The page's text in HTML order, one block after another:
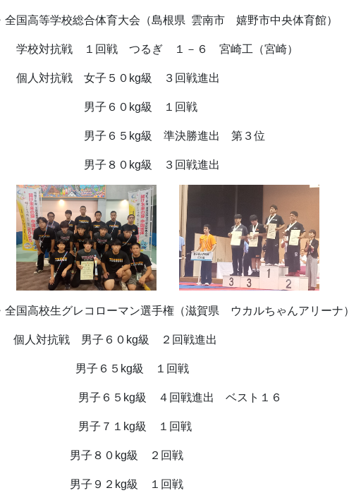
国高等学校総合体育大会（島根県 雲南市 嬉野市中央体育館）
校対抗戦 １回戦 つるぎ １－６ 宮崎工（宮崎）
人対抗戦 女子５０kg級 ３回戦進出
子６０kg級 １回戦
子６５kg級 準決勝進出 第３位
子８０kg級 ３回戦進出
国高校生グレコローマン選手権（滋賀県 ウカルちゃんアリーナ）
人対抗戦 男子６０kg級 ２回戦進出
子６５kg級 １回戦
子６５kg級 ４回戦進出 ベスト１６
子７１kg級 １回戦
子８０kg級 ２回戦
子９２kg級 １回戦